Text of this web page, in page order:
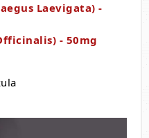
Laevigata) -
- 50mg